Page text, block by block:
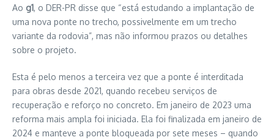
Ao g1, o DER-PR disse que “está estudando a implantação de
uma nova ponte no trecho, possivelmente em um trecho
variante da rodovia”, mas não informou prazos ou detalhes
sobre o projeto.
Esta é pelo menos a terceira vez que a ponte é interditada
para obras desde 2021, quando recebeu serviços de
recuperação e reforço no concreto. Em janeiro de 2023 uma
reforma mais ampla foi iniciada. Ela foi finalizada em janeiro de
2024 e manteve a ponte bloqueada por sete meses – quando